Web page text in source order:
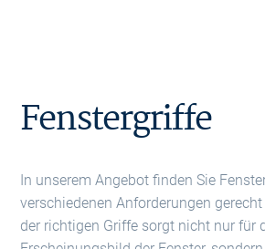
Fenstergriffe
In unserem Angebot finden Sie
verschiedenen Anforderungen
der richtigen Griffe sorgt nicht nur für